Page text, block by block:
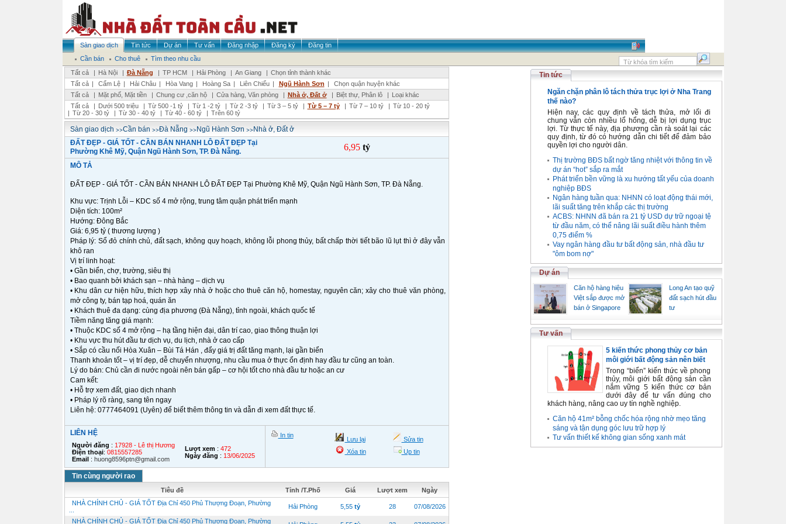
Sàn giao dịch Tin tức Dự án Tư vấn Đăng nhập Đăng ký
Đăng tin
Cần bán
Cho thuê
Tìm theo nhu cầu
Tất cả
| Hà Nội | Đà Nẵng | TP HCM | Hải Phòng | An Giang | Chọn tỉnh thành khác
Tất cả | Cẩm Lệ | Hải Châu | Hòa Vang | Hoàng Sa | Liên Chiểu | Ngũ Hành Sơn |
Chọn quận huyện khác
Tất cả
| Mặt phố, Mặt tiền | Chung cư ,căn hộ | Cửa hàng, Văn phòng | Nhà ở, Đất ở | Biệt thự, Phân lô | Loại khác
Tất cả
| Dưới 500 triệu | Từ 500 -1 tỷ | Từ 1 -2 tỷ | Từ 2 -3 tỷ | Từ 3 – 5 tỷ | Từ 5 – 7 tỷ | Từ 7 – 10 tỷ | Từ 10 - 20 tỷ
| Từ 20 - 30 tỷ | Từ 30 - 40 tỷ | Từ 40 - 60 tỷ | Trên 60 tỷ
Sàn giao dịch >>Cần bán >>Đà Nẵng >>Ngũ Hành Sơn >>Nhà ở, Đất ở
ĐẤT ĐẸP - GIÁ TỐT - CẦN BÁN NHANH LÔ ĐẤT ĐẸP Tại
Phường Khê Mỹ, Quận Ngũ Hành Sơn, TP. Đà Nẵng.
6,95 tỷ
MÔ TẢ
ĐẤT ĐẸP - GIÁ TỐT - CẦN BÁN NHANH LÔ ĐẤT ĐẸP Tại Phường Khê Mỹ, Quận Ngũ Hành Sơn, TP. Đà Nẵng.
Khu vực: Trịnh Lỗi – KDC số 4 mở rộng, trung tâm quận phát triển mạnh
Diện tích: 100m²
Hướng: Đông Bắc
Giá: 6,95 tỷ ( thương lượng )
Pháp lý: Sổ đỏ chính chủ, đất sạch, không quy hoạch, không lỗi phong thủy, bất chấp thời tiết bão lũ lụt thì ở đây vẫn
khô ran
Vị trí linh hoạt:
• Gần biển, chợ, trường, siêu thị
• Bao quanh bởi khách sạn – nhà hàng – dịch vụ
• Khu dân cư hiện hữu, thích hợp xây nhà ở hoặc cho thuê căn hộ, homestay, nguyên căn; xây cho thuê văn phòng,
mở công ty, bán tạp hoá, quán ăn
• Khách thuê đa dạng: cùng địa phương (Đà Nẵng), tỉnh ngoài, khách quốc tế
Tiềm năng tăng giá mạnh:
• Thuộc KDC số 4 mở rộng – hạ tầng hiện đại, dân trí cao, giao thông thuận lợi
• Khu vực thu hút đầu tư dịch vụ, du lịch, nhà ở cao cấp
• Sắp có cầu nối Hòa Xuân – Bùi Tá Hán , đẩy giá trị đất tăng mạnh, lại gần biển
Thanh khoản tốt – vị trí đẹp, dễ chuyển nhượng, nhu cầu mua ở thực ổn định hay đầu tư cũng an toàn.
Lý do bán: Chủ cần đi nước ngoài nên bán gấp – cơ hội tốt cho nhà đầu tư hoặc an cư
Cam kết:
• Hỗ trợ xem đất, giao dịch nhanh
• Pháp lý rõ ràng, sang tên ngay
Liên hệ: 0777464091 (Uyên) để biết thêm thông tin và dẫn đi xem đất thực tế.
LIÊN HỆ
Người đăng : 17928 - Lê thị Hương
Điện thoại: 0815557285
Email: huong8596ptn@gmail.com
Lượt xem: 472
Ngày đăng : 13/06/2025
In tin
Lưu lại
Sửa tin
Xóa tin
Up tin
Tin cùng người rao
Tiêu đề Tỉnh /T.Phố Giá Lượt xem
Ngày
NHÀ CHÍNH CHỦ - GIÁ TỐT Địa Chỉ 450 Phủ Thượng Đoạn, Phường
Hải Phòng 5,55 tỷ 28 07/08/2026
NHÀ CHÍNH CHỦ - GIÁ TỐT Địa Chỉ 450 Phủ Thượng Đoạn, Phường
Tin tức
Ngăn chặn phân lô tách thửa trục lợi ở Nha Trang
thế nào?
Hiện nay, các quy định về tách thửa, mở lối đi
chung vẫn còn nhiều lổ hổng, dễ bị lợi dụng trục
lợi. Từ thực tế này, địa phương cần rà soát lại các
quy định, từ đó có hướng dẫn chi tiết để đảm bảo
quyền lợi cho người dân.
Thị trường BĐS bất ngờ tăng nhiệt với thông tin về
dự án “hot” sắp ra mắt
Phát triển bền vững là xu hướng tất yếu của doanh
nghiệp BĐS
Ngân hàng tuần qua: NHNN có loạt động thái mới,
lãi suất tăng trên khắp các thị trường
ACBS: NHNN đã bán ra 21 tỷ USD dự trữ ngoại tệ
từ đầu năm, có thể nâng lãi suất điều hành thêm
0,75 điểm %
Vay ngân hàng đầu tư bất động sản, nhà đầu tư
"ôm bom nợ"
Dự án
Căn hộ hàng hiệu
Việt sắp được mở
bán ở Singapore
Long An tạo quỹ
đất sạch hút đầu
tư
Tư vấn
5 kiến thức phong thủy cơ bản
môi giới bất động sản nên biết
Trong “biển” kiến thức về phong
thủy, môi giới bất động sản cần
nắm vững 5 kiến thức cơ bản
dưới đây để tư vấn đúng cho
khách hàng, nâng cao uy tín nghề nghiệp.
Căn hộ 41m² bỗng chốc hóa rộng nhờ mẹo tăng
sáng và tận dụng góc lưu trữ hợp lý
Tư vấn thiết kế không gian sống xanh mát